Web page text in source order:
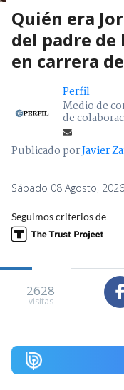
Quién era
del padre de
en carrera
Perfil
Medio de
de
Publicado porJavier
Sábado 08 Agosto,
Seguimos criterios de
2628
visitas